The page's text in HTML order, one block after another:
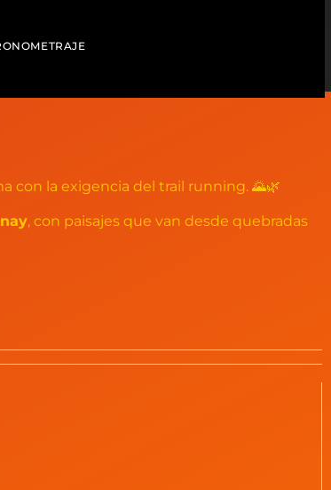
con la exigencia del trail running. 🌄🌿
, con paisajes que van desde quebradas